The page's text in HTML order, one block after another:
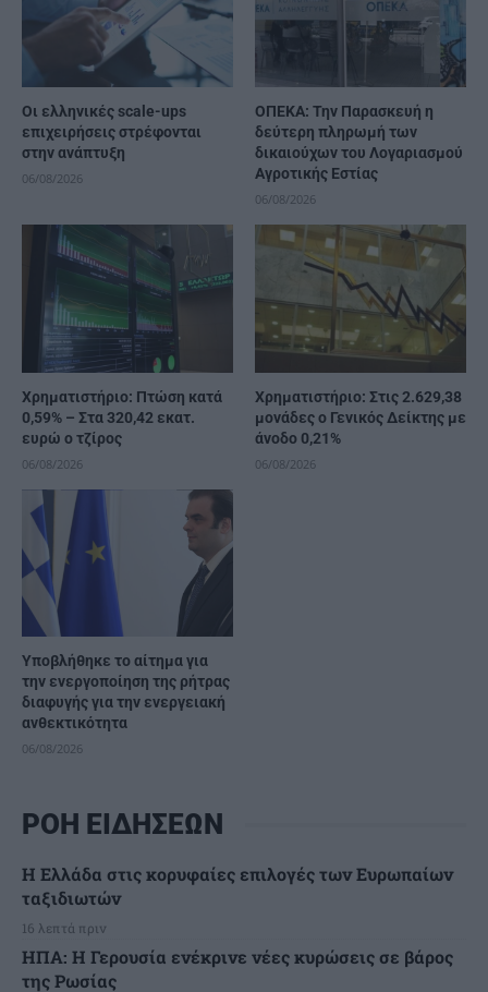
Οι ελληνικές scale-ups
επιχειρήσεις στρέφονται
στην ανάπτυξη
06/08/2026
ΟΠΕΚΑ: Την Παρασκευή η
δεύτερη πληρωμή των
δικαιούχων του Λογαριασμού
Αγροτικής Εστίας
06/08/2026
Χρηματιστήριο: Πτώση κατά
0,59% – Στα 320,42 εκατ.
ευρώ ο τζίρος
06/08/2026
Χρηματιστήριο: Στις 2.629,38
μονάδες ο Γενικός Δείκτης με
άνοδο 0,21%
06/08/2026
Υποβλήθηκε το αίτημα για
την ενεργοποίηση της ρήτρας
διαφυγής για την ενεργειακή
ανθεκτικότητα
06/08/2026
ΡΟΗ ΕΙΔΗΣΕΩΝ
Η Ελλάδα στις κορυφαίες επιλογές των Ευρωπαίων
ταξιδιωτών
16 λεπτά πριν
ΗΠΑ: Η Γερουσία ενέκρινε νέες κυρώσεις σε βάρος
της Ρωσίας